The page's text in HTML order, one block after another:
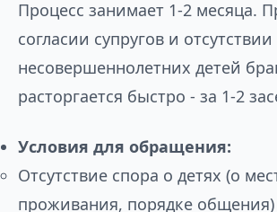
Процесс занимает 1-2 месяца.
согласии супругов и отсутствии
несовершеннолетних детей
расторгается быстро - за 1-2
Условия для обращения:
Отсутствие спора о детях (о
проживания, порядке общения)